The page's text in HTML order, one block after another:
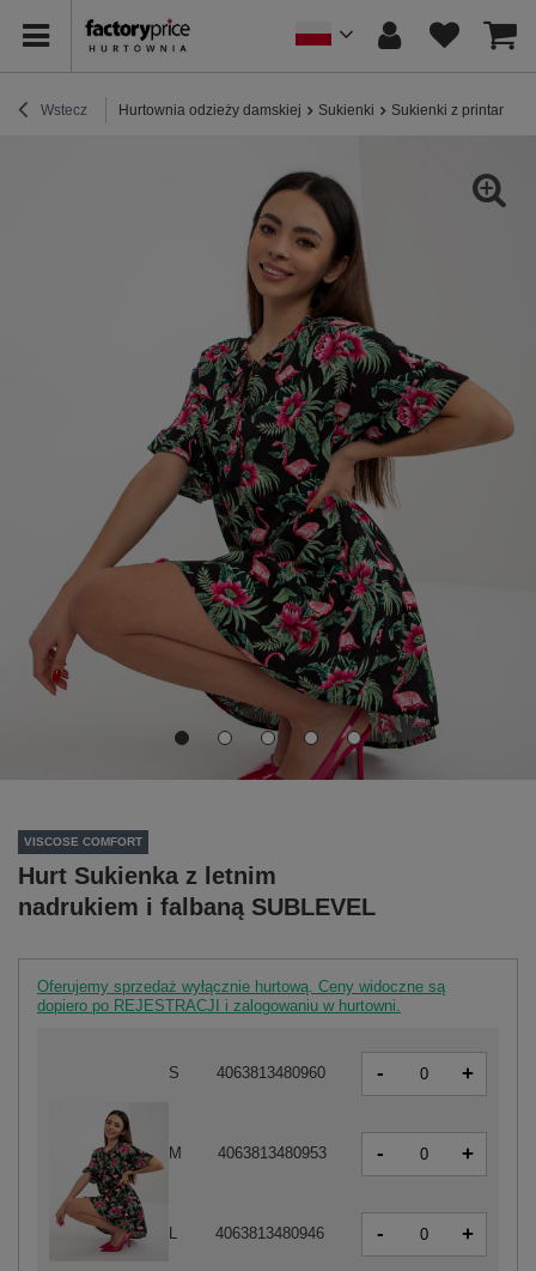
Wstecz Hurtownia odzieży damskiej Sukienki Sukienki z printami
VISCOSE COMFORT
Hurt Sukienka z letnim
nadrukiem i falbaną SUBLEVEL
Oferujemy sprzedaż wyłącznie hurtową. Ceny widoczne są
dopiero po REJESTRACJI i zalogowaniu w hurtowni.
S 4063813480960 - +
M 4063813480953 - +
L 4063813480946 - +